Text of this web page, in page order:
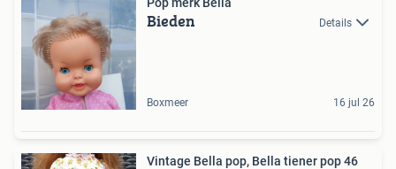
Bieden Details
Boxmeer 16 jul 26
Vintage Bella pop, Bella tiener pop 46